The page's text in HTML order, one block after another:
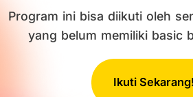
Program ini bisa diikuti oleh
yang belum memiliki basic
Ikuti Sekarang!